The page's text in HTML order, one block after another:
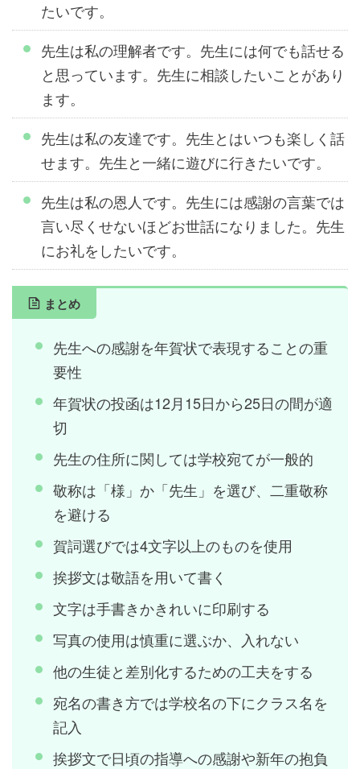
たいです。
先生は私の理解者です。先生には何でも話せる
と思っています。先生に相談したいことがあり
ます。
先生は私の友達です。先生とはいつも楽しく話
せます。先生と一緒に遊びに行きたいです。
先生は私の恩人です。先生には感謝の言葉では
言い尽くせないほどお世話になりました。先生
にお礼をしたいです。
まとめ
先生への感謝を年賀状で表現することの重
要性
年賀状の投函は12月15日から25日の間が適
切
先生の住所に関しては学校宛てが一般的
敬称は「様」か「先生」を選び、二重敬称
を避ける
賀詞選びでは4文字以上のものを使用
挨拶文は敬語を用いて書く
文字は手書きかきれいに印刷する
写真の使用は慎重に選ぶか、入れない
他の生徒と差別化するための工夫をする
宛名の書き方では学校名の下にクラス名を
記入
挨拶文で日頃の指導への感謝や新年の抱負